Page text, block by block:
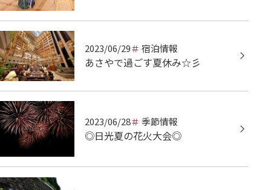
2023/06/29 宿泊情報
あさやで過ごす夏休み☆彡
2023/06/28 季節情報
◎日光夏の花火大会◎